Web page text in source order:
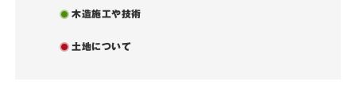
木造施工や技術
土地について